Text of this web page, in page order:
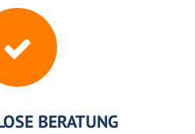
BERATUNG